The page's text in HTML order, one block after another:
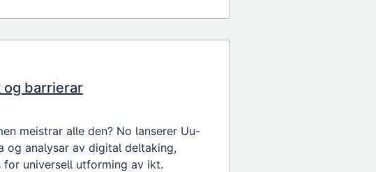
og barrierar
meistrar alle den? No lanserer Uu-
analysar av digital deltaking,
universell utforming av ikt.